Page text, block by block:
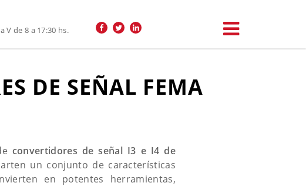
V de 8 a 17:30 hs.
DE SEÑAL FEMA
convertidores de señal I3 e I4 de
un conjunto de características
en potentes herramientas,